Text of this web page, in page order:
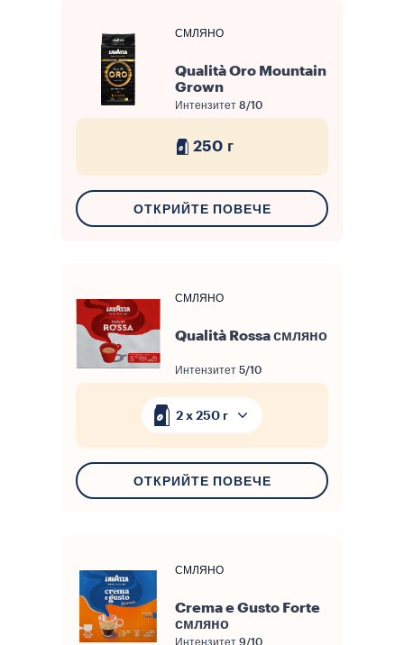
СМЛЯНО
Qualità Oro Mountain
Grown
Интензитет 8/10
250 г
ОТКРИЙТЕ ПОВЕЧЕ
СМЛЯНО
Qualità Rossa смляно
Интензитет 5/10
2 x 250 г
ОТКРИЙТЕ ПОВЕЧЕ
СМЛЯНО
Crema e Gusto Forte
смляно
Интензитет 9/10